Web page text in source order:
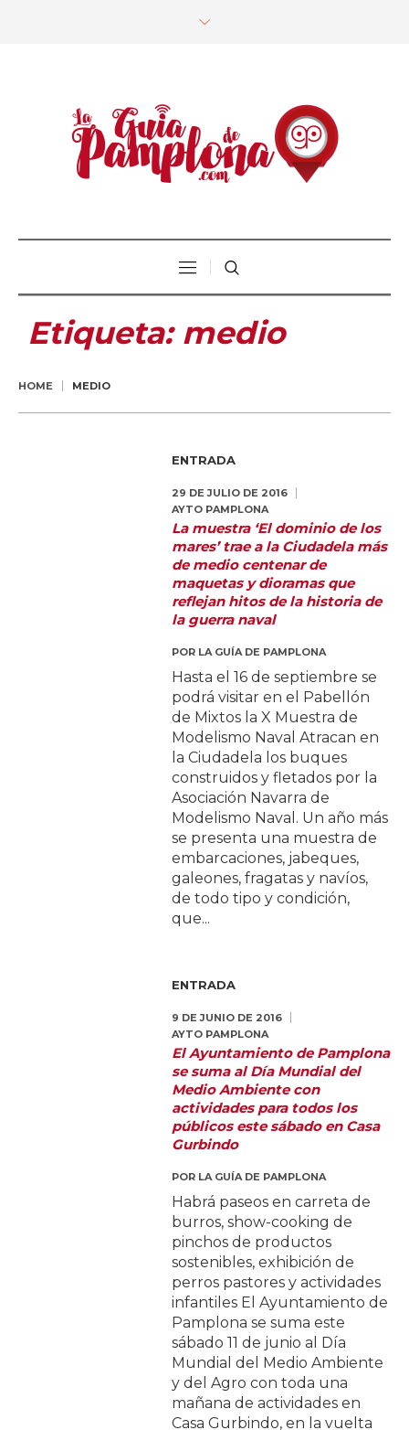
Etiqueta: medio
HOME MEDIO
ENTRADA
29 DE JULIO DE 2016
AYTO PAMPLONA
La muestra ‘El dominio de los
mares’ trae a la Ciudadela más
de medio centenar de
maquetas y dioramas que
reflejan hitos de la historia de
la guerra naval
POR LA GUÍA DE PAMPLONA
Hasta el 16 de septiembre se
podrá visitar en el Pabellón
de Mixtos la X Muestra de
Modelismo Naval Atracan en
la Ciudadela los buques
construidos y fletados por la
Asociación Navarra de
Modelismo Naval. Un año más
se presenta una muestra de
embarcaciones, jabeques,
galeones, fragatas y navíos,
de todo tipo y condición,
que...
ENTRADA
9 DE JUNIO DE 2016
AYTO PAMPLONA
El Ayuntamiento de Pamplona
se suma al Día Mundial del
Medio Ambiente con
actividades para todos los
públicos este sábado en Casa
Gurbindo
POR LA GUÍA DE PAMPLONA
Habrá paseos en carreta de
burros, show-cooking de
pinchos de productos
sostenibles, exhibición de
perros pastores y actividades
infantiles El Ayuntamiento de
Pamplona se suma este
sábado 11 de junio al Día
Mundial del Medio Ambiente
y del Agro con toda una
mañana de actividades en
Casa Gurbindo, en la vuelta